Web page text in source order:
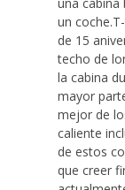
un
de 15
techo de
la cabina
mayor
mejor de
caliente
de estos
que creer